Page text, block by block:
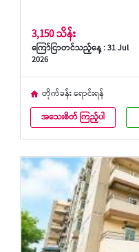
3,150 သိန်း
ကြော်ငြာတင်သည့်နေ့ : 31 Jul
2026
တိုက်ခန်း ရောင်းရန်
အသေးစိတ် ကြည့်ပါ